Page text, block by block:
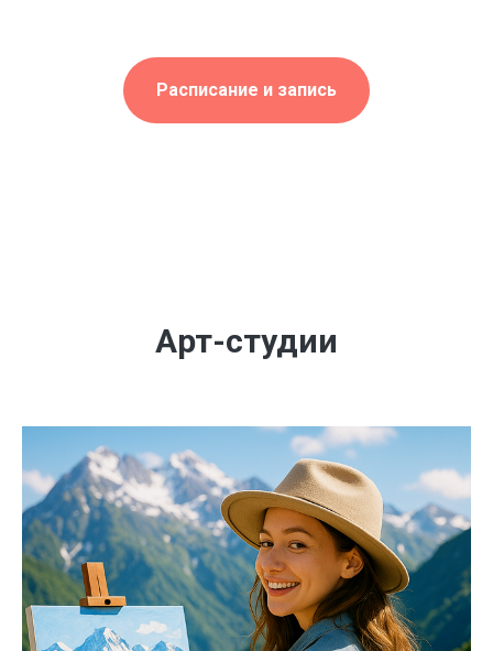
Расписание и запись
Арт-студии